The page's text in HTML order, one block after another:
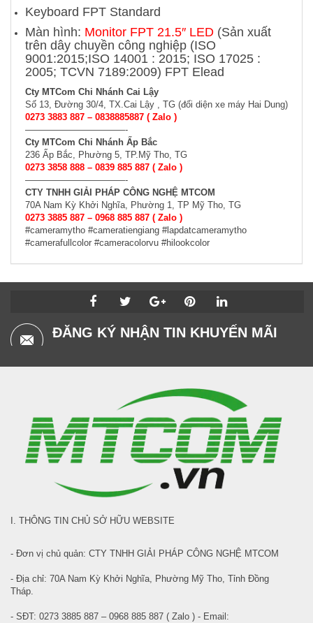
Keyboard FPT Standard
Màn hình: Monitor FPT 21.5″ LED (Sản xuất
trên dây chuyền công nghiệp (ISO
9001:2015;ISO 14001 : 2015; ISO 17025 :
2005; TCVN 7189:2009) FPT Elead
Cty MTCom Chi Nhánh Cai Lậy
Số 13, Đường 30/4, TX.Cai Lậy , TG (đối diện xe máy Hai Dung)
0273 3883 887 – 0838885887 ( Zalo )
———————————-
Cty MTCom Chi Nhánh Ấp Bắc
236 Ấp Bắc, Phường 5, TP.Mỹ Tho, TG
0273 3858 888 – 0839 885 887 ( Zalo )
———————————-
CTY TNHH GIẢI PHÁP CÔNG NGHỆ MTCOM
70A Nam Kỳ Khởi Nghĩa, Phường 1, TP Mỹ Tho, TG
0273 3885 887 – 0968 885 887 ( Zalo )
#cameramytho #cameratiengiang #lapdatcameramytho
#camerafullcolor #cameracolorvu #hilookcolor
ĐĂNG KÝ NHẬN TIN KHUYẾN MÃI
I. THÔNG TIN CHỦ SỞ HỮU WEBSITE
- Đơn vị chủ quản: CTY TNHH GIẢI PHÁP CÔNG NGHỆ MTCOM
- Địa chỉ: 70A Nam Kỳ Khởi Nghĩa, Phường Mỹ Tho, Tỉnh Đồng
Tháp.
- SĐT: 0273 3885 887 – 0968 885 887 ( Zalo ) - Email: